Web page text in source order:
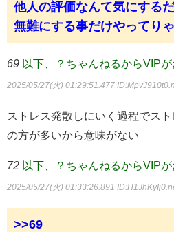
他人の評価なんて気にする
無難にする事だけやってり
69 以下、？ちゃんねるからVIP
2025/05/27(火) 01:29:51.477
ストレス発散しにいく過程でス
の方が多いから意味がない
72 以下、？ちゃんねるからVIP
2025/05/27(火) 01:33:26.891
>>69